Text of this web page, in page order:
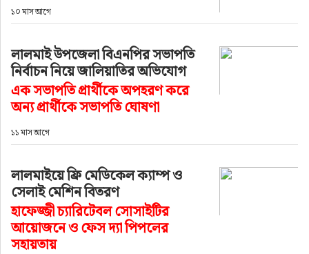
১০ মাস আগে
লালমাই উপজেলা বিএনপির সভাপতি
নির্বাচন নিয়ে জালিয়াতির অভিযোগ
এক সভাপতি প্রার্থীকে অপহরণ করে
অন্য প্রার্থীকে সভাপতি ঘোষণা
১১ মাস আগে
লালমাইয়ে ফ্রি মেডিকেল ক্যাম্প ও
সেলাই মেশিন বিতরণ
হাফেজ্জী চ্যারিটেবল সোসাইটির
আয়োজনে ও ফেস দ্যা পিপলের
সহায়তায়